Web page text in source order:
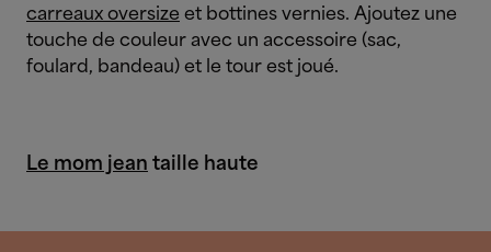
carreaux oversize et bottines vernies. Ajoutez une
touche de couleur avec un accessoire (sac,
foulard, bandeau) et le tour est joué.
Le mom jean taille haute